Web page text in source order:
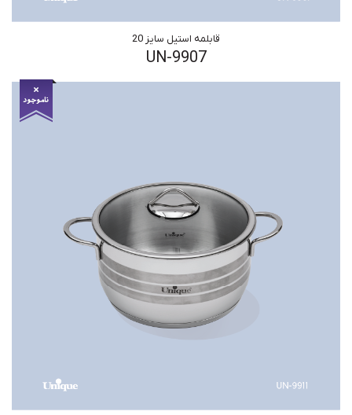
قابلمه استیل سایز 20
UN-9907